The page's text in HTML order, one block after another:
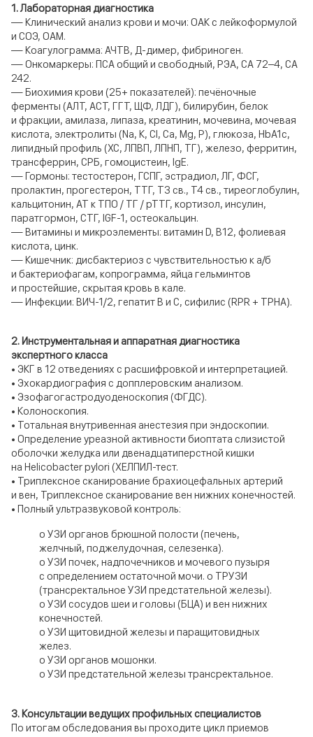
1. Лабораторная диагностика
— Клинический анализ крови и мочи: ОАК с лейкоформулой
и СОЭ, ОАМ.
— Коагулограмма: АЧТВ, Д-димер, фибриноген.
— Онкомаркеры: ПСА общий и свободный, РЭА, СА 72–4, СА
242.
— Биохимия крови (25+ показателей): печёночные
ферменты (АЛТ, АСТ, ГГТ, ЩФ, ЛДГ), билирубин, белок
и фракции, амилаза, липаза, креатинин, мочевина, мочевая
кислота, электролиты (Na, K, Cl, Ca, Mg, P), глюкоза, HbA1c,
липидный профиль (ХС, ЛПВП, ЛПНП, ТГ), железо, ферритин,
трансферрин, СРБ, гомоцистеин, IgE.
— Гормоны: тестостерон, ГСПГ, эстрадиол, ЛГ, ФСГ,
пролактин, прогестерон, ТТГ, Т3 св., Т4 св., тиреоглобулин,
кальцитонин, АТ к ТПО / ТГ / рТТГ, кортизол, инсулин,
паратгормон, СТГ, IGF-1, остеокальцин.
— Витамины и микроэлементы: витамин D, B12, фолиевая
кислота, цинк.
— Кишечник: дисбактериоз с чувствительностью к а/б
и бактериофагам, копрограмма, яйца гельминтов
и простейшие, скрытая кровь в кале.
— Инфекции: ВИЧ-1/2, гепатит B и C, сифилис (RPR + TPHA).
2. Инструментальная и аппаратная диагностика
экспертного класса
• ЭКГ в 12 отведениях с расшифровкой и интерпретацией.
• Эхокардиография с допплеровским анализом.
• Эзофагогастродуоденоскопия (ФГДС).
• Колоноскопия.
• Тотальная внутривенная анестезия при эндоскопии.
• Определение уреазной активности биоптата слизистой
оболочки желудка или двенадцатиперстной кишки
на Helicobacter pylori (ХЕЛПИЛ-тест.
• Триплексное сканирование брахиоцефальных артерий
и вен, Триплексное сканирование вен нижних конечностей.
• Полный ультразвуковой контроль:
o УЗИ органов брюшной полости (печень,
желчный, поджелудочная, селезенка).
o УЗИ почек, надпочечников и мочевого пузыря
с определением остаточной мочи. o ТРУЗИ
(трансректальное УЗИ предстательной железы).
o УЗИ сосудов шеи и головы (БЦА) и вен нижних
конечностей.
o УЗИ щитовидной железы и паращитовидных
желез.
o УЗИ органов мошонки.
o УЗИ предстательной железы трансректальное.
3. Консультации ведущих профильных специалистов
По итогам обследования вы проходите цикл приемов